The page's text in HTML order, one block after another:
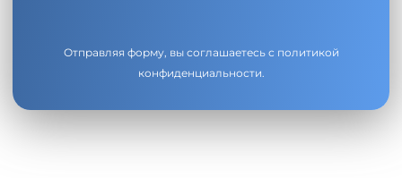
Отправляя форму, вы соглашаетесь с политикой
конфиденциальности.